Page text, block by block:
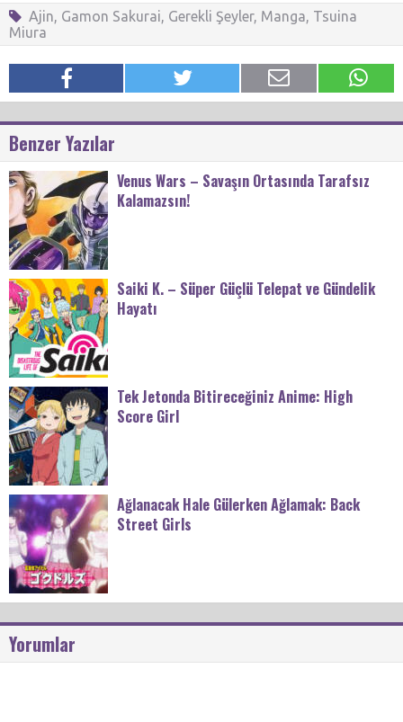
Ajin, Gamon Sakurai, Gerekli Şeyler, Manga, Tsuina
Miura
Benzer Yazılar
Venus Wars – Savaşın Ortasında Tarafsız
Kalamazsın!
Saiki K. – Süper Güçlü Telepat ve Gündelik
Hayatı
Tek Jetonda Bitireceğiniz Anime: High
Score Girl
Ağlanacak Hale Gülerken Ağlamak: Back
Street Girls
Yorumlar